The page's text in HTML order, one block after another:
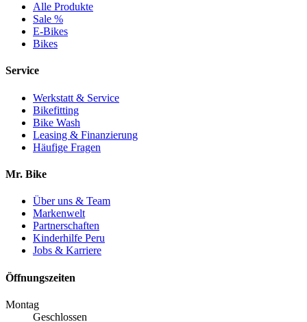
Alle Produkte
Sale %
E-Bikes
Bikes
Service
Werkstatt & Service
Bikefitting
Bike Wash
Leasing & Finanzierung
Häufige Fragen
Mr. Bike
Über uns & Team
Markenwelt
Partnerschaften
Kinderhilfe Peru
Jobs & Karriere
Öffnungszeiten
Montag
Geschlossen